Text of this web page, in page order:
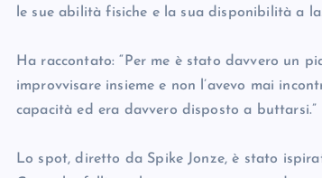
le sue abilità fisiche e la sua disponibilità a
Ha raccontato: “Per me è stato davvero un
improvvisare insieme e non l’avevo mai
capacità ed era davvero disposto a buttarsi.”
Lo spot, diretto da Spike Jonze, è stato